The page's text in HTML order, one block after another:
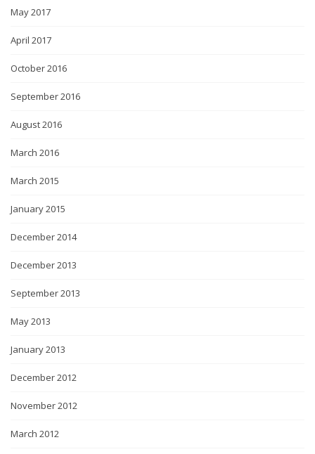
May 2017
April 2017
October 2016
September 2016
August 2016
March 2016
March 2015
January 2015
December 2014
December 2013
September 2013
May 2013
January 2013
December 2012
November 2012
March 2012